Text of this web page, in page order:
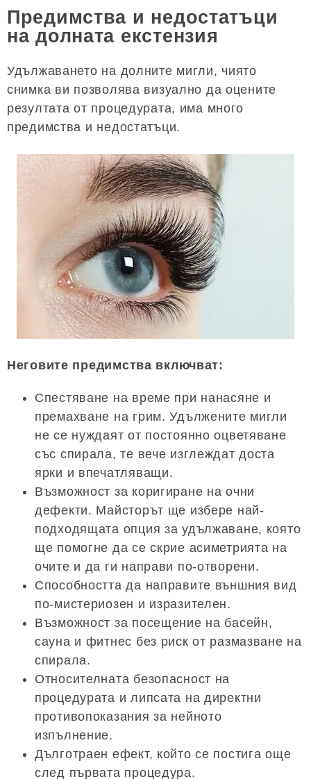
Предимства и недостатъци
на долната екстензия
Удължаването на долните мигли, чиято
снимка ви позволява визуално да оцените
резултата от процедурата, има много
предимства и недостатъци.
Неговите предимства включват:
Спестяване на време при нанасяне и
премахване на грим. Удължените мигли
не се нуждаят от постоянно оцветяване
със спирала, те вече изглеждат доста
ярки и впечатляващи.
Възможност за коригиране на очни
дефекти. Майсторът ще избере най-
подходящата опция за удължаване, която
ще помогне да се скрие асиметрията на
очите и да ги направи по-отворени.
Способността да направите външния вид
по-мистериозен и изразителен.
Възможност за посещение на басейн,
сауна и фитнес без риск от размазване на
спирала.
Относителната безопасност на
процедурата и липсата на директни
противопоказания за нейното
изпълнение.
Дълготраен ефект, който се постига още
след първата процедура.